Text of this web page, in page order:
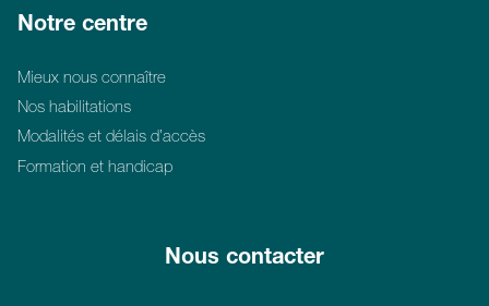
Notre centre
Mieux nous connaître
Nos habilitations
Modalités et délais d’accès
Formation et handicap
Nous contacter